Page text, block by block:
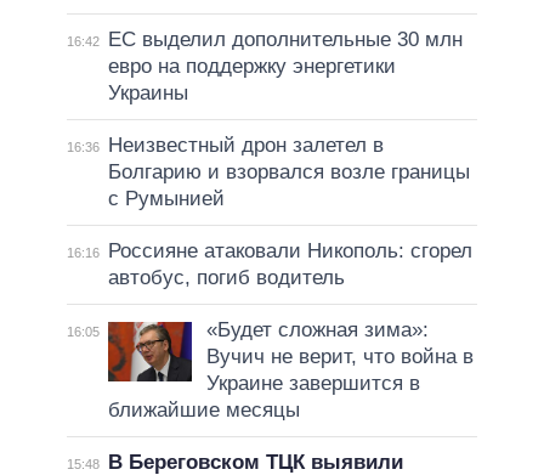
16:42
ЕС выделил дополнительные 30 млн
евро на поддержку энергетики
Украины
16:36
Неизвестный дрон залетел в
Болгарию и взорвался возле границы
с Румынией
16:16
Россияне атаковали Никополь: сгорел
автобус, погиб водитель
16:05
«Будет сложная зима»:
Вучич не верит, что война в
Украине завершится в
ближайшие месяцы
15:48
В Береговском ТЦК выявили